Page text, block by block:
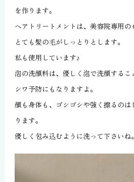
を作ります。
ヘアトリートメントは、美容院専用
とても髪の毛がしっとりとします。
私も使用しています♪
泡の洗顔料は、優しく泡で洗顔するこ
シワ予防にもなりますよ。
顔も身体も、ゴシゴシや強く擦るのは
ります。
優しく包み込むように洗って下さいね。